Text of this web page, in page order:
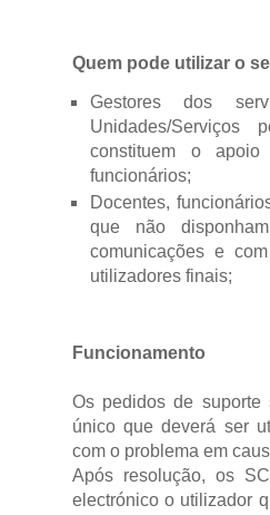
Quem pode utilizar o
Gestores dos
Unidades/Serviços
constituem o
funcionários;
Docentes,
que não
comunicações e
utilizadores finais;
Funcionamento
Os pedidos de suporte
único que deverá ser
com o problema em
Após resolução, os
electrónico o utilizador